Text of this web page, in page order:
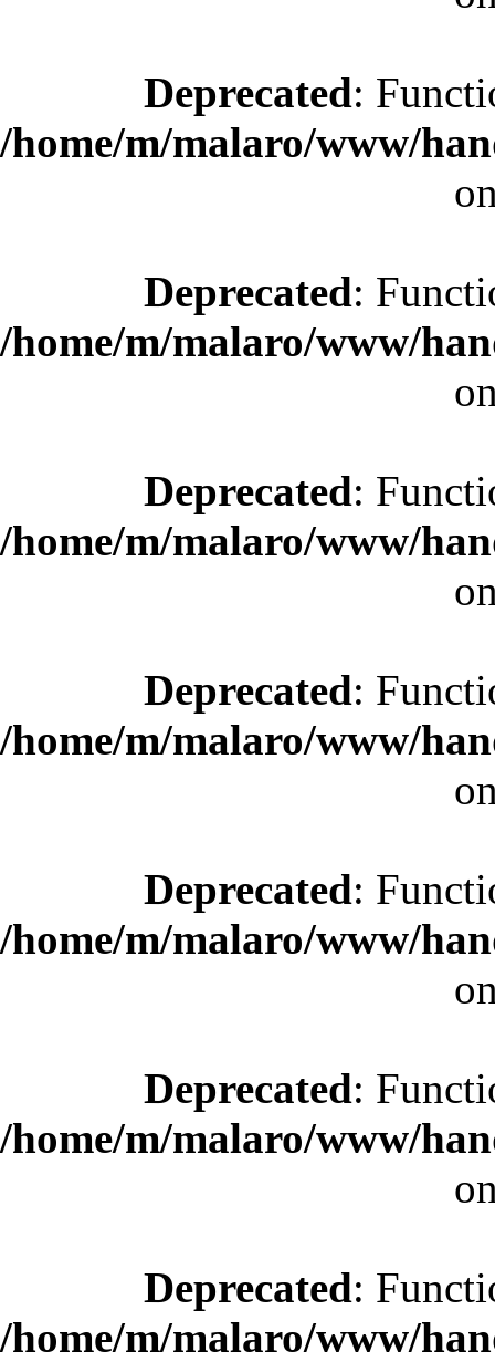
Deprecated:
/home/m/malaro/www/
Deprecated:
/home/m/malaro/www/
Deprecated:
/home/m/malaro/www/
Deprecated:
/home/m/malaro/www/
Deprecated:
/home/m/malaro/www/
Deprecated:
/home/m/malaro/www/
Deprecated:
/home/m/malaro/www/